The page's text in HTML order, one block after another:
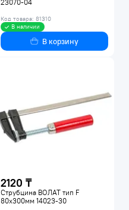
23070-04
Код товара: 81310
В наличии
В корзину
2120 ₸
Струбцина ВОЛАТ тип F
80х300мм 14023-30